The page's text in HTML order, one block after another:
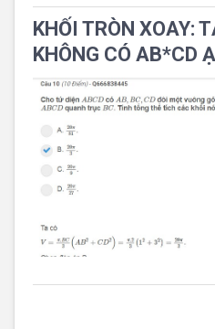
KHỐI TRÒN XOAY:
KHÔNG CÓ AB*CD Ạ